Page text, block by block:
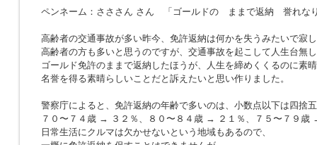
ペンネーム：さささん さん 「ゴールドの ままで返納 誉れな
高齢者の交通事故が多い昨今、免許返納は何かを失うみたいで寂
高齢者の方も多いと思うのですが、交通事故を起こして人生台無
ゴールド免許のままで返納したほうが、人生を締めくくるのに素
名誉を得る素晴らしいことだと訴えたいと思い作りました。
警察庁によると、免許返納の年齢で多いのは、小数点以下は四捨
７０〜７４歳 → ３２％、８０〜８４歳 → ２１％、７５〜７９歳
日常生活にクルマは欠かせないという地域もあるので、